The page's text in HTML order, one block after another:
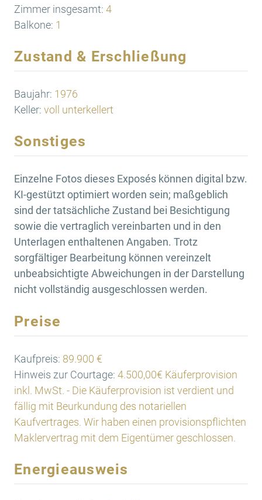
Zimmer insgesamt: 4
Balkone: 1
Zustand & Erschließung
Baujahr: 1976
Keller: voll unterkellert
Sonstiges
Einzelne Fotos dieses Exposés können digital bzw.
KI-gestützt optimiert worden sein; maßgeblich
sind der tatsächliche Zustand bei Besichtigung
sowie die vertraglich vereinbarten und in den
Unterlagen enthaltenen Angaben. Trotz
sorgfältiger Bearbeitung können vereinzelt
unbeabsichtigte Abweichungen in der Darstellung
nicht vollständig ausgeschlossen werden.
Preise
Kaufpreis: 89.900 €
Hinweis zur Courtage: 4.500,00€ Käuferprovision
inkl. MwSt. - Die Käuferprovision ist verdient und
fällig mit Beurkundung des notariellen
Kaufvertrages. Wir haben einen provisionspflichten
Maklervertrag mit dem Eigentümer geschlossen.
Energieausweis